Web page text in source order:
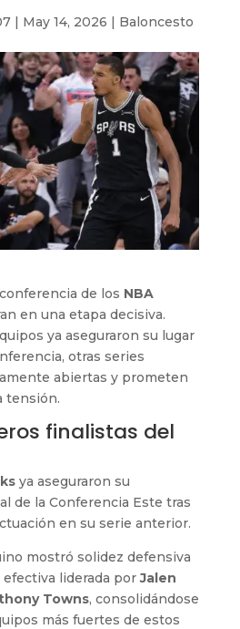
| May 14, 2026 | Baloncesto
de los NBA
en una etapa decisiva.
ya aseguraron su lugar
otras series
abiertas y prometen
tensión.
finalistas del
ya aseguraron su
de la Conferencia Este tras
en su serie anterior.
mostró solidez defensiva
efectiva liderada porJalen
Towns, consolidándose
más fuertes de estos